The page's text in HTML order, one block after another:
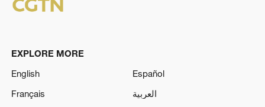
EXPLORE MORE
English
Español
Français
العربية